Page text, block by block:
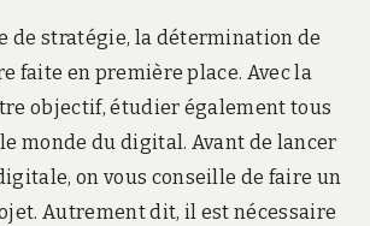
de stratégie, la détermination de
faite en première place. Avec la
objectif, étudier également tous
monde du digital. Avant de lancer
on vous conseille de faire un
Autrement dit, il est nécessaire